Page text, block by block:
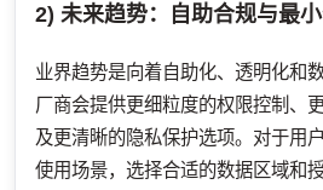
2) 未来趋势：自助合规与最
业界趋势是向着自助化、透明化和
厂商会提供更细粒度的权限控制、
及更清晰的隐私保护选项。对于用
使用场景，选择合适的数据区域和